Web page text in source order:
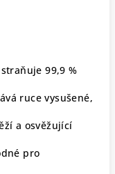
99,9 %
ruce vysušené,
a osvěžující
pro